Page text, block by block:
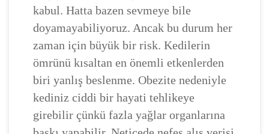
kabul. Hatta bazen sevmeye bile
doyamayabiliyoruz. Ancak bu durum her
zaman için büyük bir risk. Kedilerin
ömrünü kısaltan en önemli etkenlerden
biri yanlış beslenme. Obezite nedeniyle
kediniz ciddi bir hayati tehlikeye
girebilir çünkü fazla yağlar organlarına